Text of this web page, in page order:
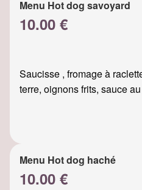
Menu Hot dog savoyard
10.00 €
Saucisse , fromage à
terre, oignons frits, sauce
Menu Hot dog haché
10.00 €